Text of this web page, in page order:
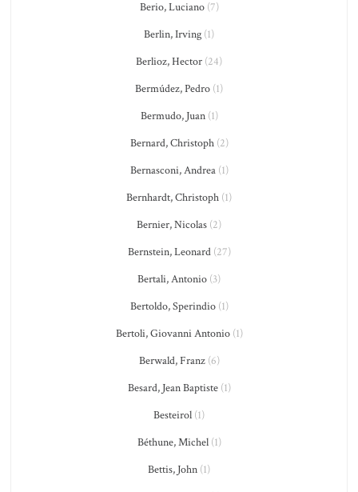
Berio, Luciano(7)
Berlin, Irving (1)
Berlioz, Hector (24)
Bermúdez, Pedro (1)
Bermudo, Juan(1)
Bernard, Christoph(2)
Bernasconi, Andrea(1)
Bernhardt, Christoph (1)
Bernier, Nicolas (2)
Bernstein, Leonard(27)
Bertali, Antonio (3)
Bertoldo, Sperindio(1)
Bertoli, Giovanni Antonio(1)
Berwald, Franz(6)
Besard, Jean Baptiste(1)
Besteirol (1)
Béthune, Michel(1)
Bettis, John (1)